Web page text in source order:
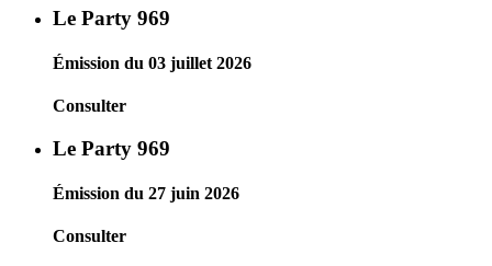
Le Party 969
Émission du 03 juillet 2026
Consulter
Le Party 969
Émission du 27 juin 2026
Consulter